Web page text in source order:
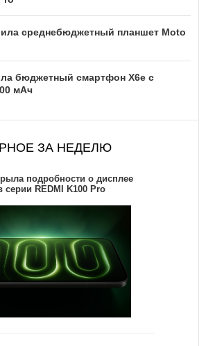
среднебюджетный планшет Moto
бюджетный смартфон X6e с
мАч
ЗА НЕДЕЛЮ
подробности о дисплее
REDMI K100 Pro